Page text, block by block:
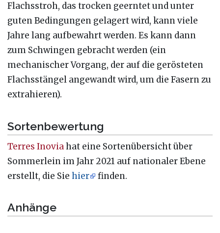
Flachsstroh, das trocken geerntet und unter
guten Bedingungen gelagert wird, kann viele
Jahre lang aufbewahrt werden. Es kann dann
zum Schwingen gebracht werden (ein
mechanischer Vorgang, der auf die gerösteten
Flachsstängel angewandt wird, um die Fasern zu
extrahieren).
Sortenbewertung
Terres Inoviahat eine Sortenübersicht über
Sommerlein im Jahr 2021 auf nationaler Ebene
erstellt, die Sie hier finden.
Anhänge